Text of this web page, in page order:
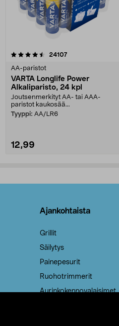
24107arvostelut
AA-paristot
VARTA Longlife Power
Alkaliparisto, 24 kpl
Joutsenmerkityt AA- tai AAA-
paristot kaukosää...
Tyyppi: AA/LR6
12,99
4.5viidestä
Ajankohtaista
Grillit
Säilytys
Painepesurit
Ruohotrimmerit
Aurinkokennovalaisimet